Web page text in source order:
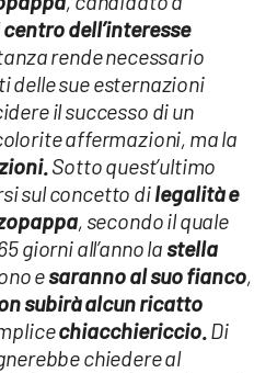
centro dell’interesse
rende necessario
delle sue esternazioni
il successo di un
affermazioni, ma la
Sotto quest’ultimo
sul concetto dilegalità e
, secondo il quale
giorni all’anno la stella
esaranno al suo fianco,
subirà alcun ricatto
chiacchiericcio. Di
chiedere al